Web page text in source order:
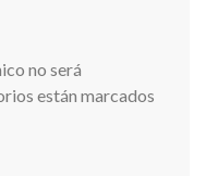
no será
están marcados